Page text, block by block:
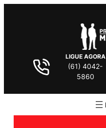
LIGUE AGORA
(61) 4042-
5860